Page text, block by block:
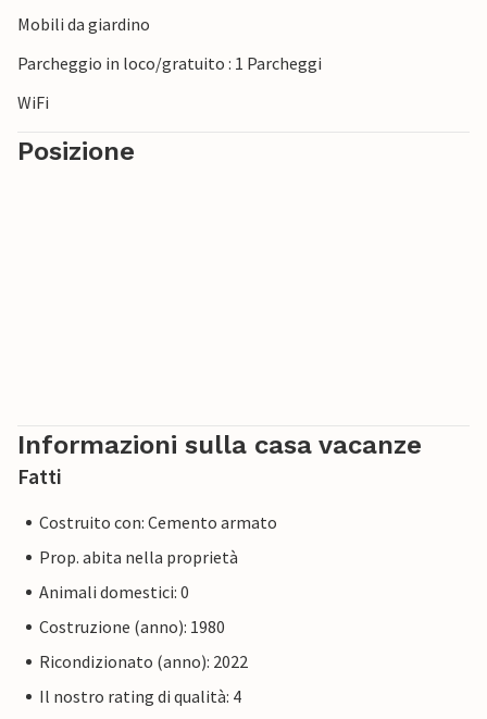
Mobili da giardino
Parcheggio in loco/gratuito : 1 Parcheggi
WiFi
Posizione
Informazioni sulla casa vacanze
Fatti
Costruito con: Cemento armato
Prop. abita nella proprietà
Animali domestici: 0
Costruzione (anno): 1980
Ricondizionato (anno): 2022
Il nostro rating di qualità: 4